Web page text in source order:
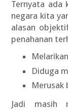
Ternyata ada
negara kita
alasan
penahanan
Diduga
Merusak
Jadi masih